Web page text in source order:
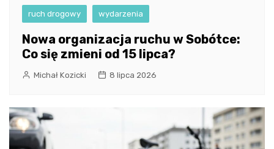
ruch drogowy wydarzenia
Nowa organizacja ruchu w Sobótce:
Co się zmieni od 15 lipca?
Michał Kozicki 8 lipca 2026